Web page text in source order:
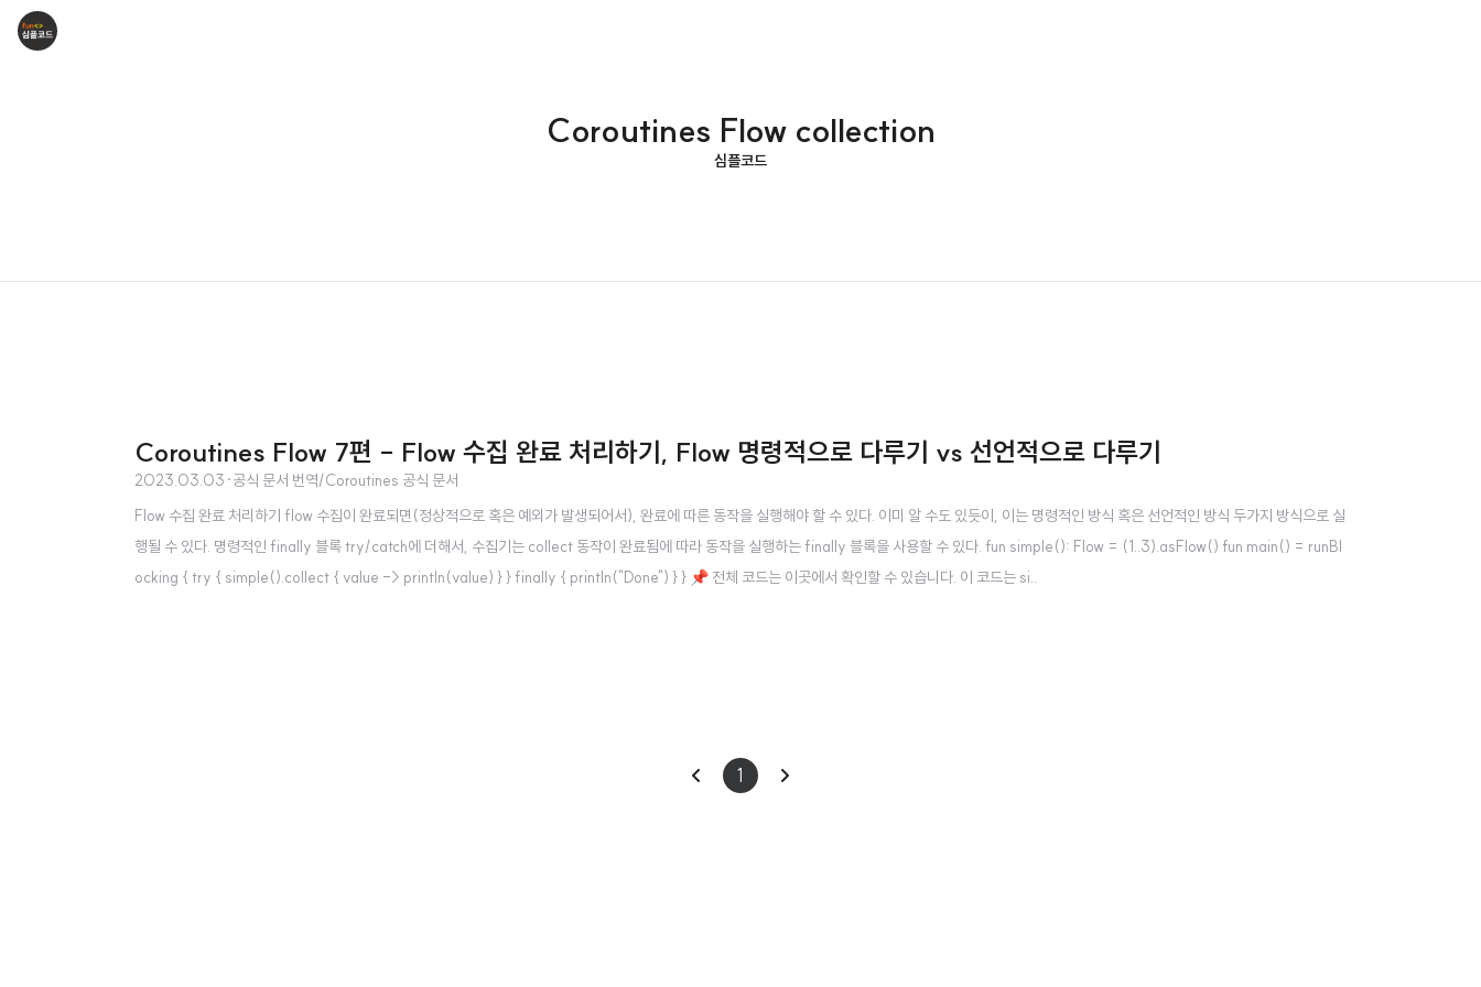
Coroutines Flow collection
심플코드
Coroutines Flow 7편 - Flow 수집 완료 처리하기, Flow 명령적으로 다루기 vs 선언적으로 다루기
2023.03.03 ·공식 문서 번역/Coroutines 공식 문서
Flow 수집 완료 처리하기 flow 수집이 완료되면(정상적으로 혹은 예외가 발생되어서), 완료에 따른 동작을 실행해야 할 수 있다. 이미 알 수도 있듯이, 이는 명령적인 방식 혹은 선언적인 방식 두가지 방식으로 실
행될 수 있다. 명령적인 finally 블록 try/catch에 더해서, 수집기는 collect 동작이 완료됨에 따라 동작을 실행하는 finally 블록을 사용할 수 있다. fun simple(): Flow = (1..3).asFlow() fun main() = runBl
ocking { try { simple().collect { value -> println(value) } } finally { println("Done") } } 📌 전체 코드는 이곳에서 확인할 수 있습니다. 이 코드는 si..
1